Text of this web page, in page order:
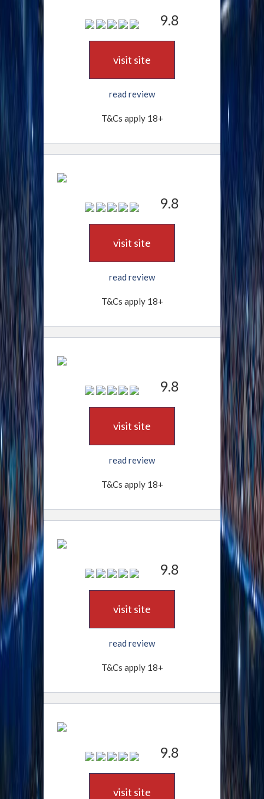
9.8
visit site
read review
T&Cs apply 18+
9.8
visit site
read review
T&Cs apply 18+
9.8
visit site
read review
T&Cs apply 18+
9.8
visit site
read review
T&Cs apply 18+
9.8
visit site